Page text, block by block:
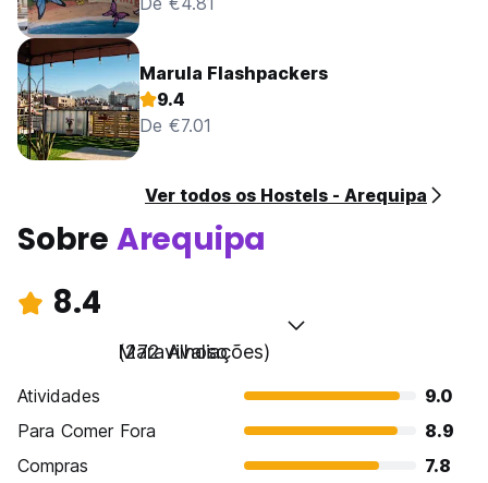
Marula Flashpackers
9.4
De €7.01
Ver todos os Hostels - Arequipa
Sobre Arequipa
8.4
Maravilhoso
(272 Avaliações)
Atividades
9.0
Para Comer Fora
8.9
Compras
7.8